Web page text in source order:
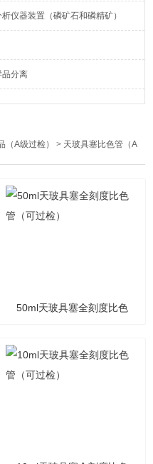
仪器装置（磷矿石和磷精矿）
品分离
（A级过检） > 天玻具塞比色管（A
50ml天玻具塞全刻度比色